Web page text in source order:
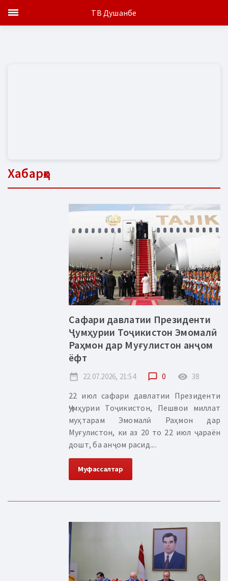
Хабарҳо
Сафари давлатии Президенти
Ҷумҳурии Тоҷикистон Эмомалӣ
Раҳмон дар Муғулистон анҷом
ёфт
date_range 22.07.2026, 21:54 chat_bubble_outline 0 remove_red_eye 38
22 июл сафари давлатии Президенти
Ҷумҳурии Тоҷикистон, Пешвои миллат
муҳтарам Эмомалӣ Раҳмон дар
Муғулистон, ки аз 20 то 22 июл ҷараён
дошт, ба анҷом расид....
Муфассалтар
ТВ Душанбе